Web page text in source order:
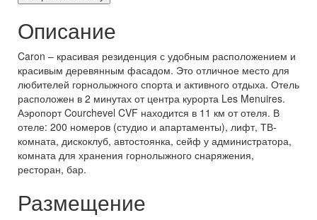
Описание
Caron – красивая резиденция с удобным расположением и
красивым деревянным фасадом. Это отличное место для
любителей горнолыжного спорта и активного отдыха. Отель
расположен в 2 минутах от центра курорта Les Menuires.
Аэропорт Courchevel CVF находится в 11 км от отеля. В
отеле: 200 номеров (студио и апартаменты), лифт, ТВ-
комната, дискоклуб, автостоянка, сейф у администратора,
комната для хранения горнолыжного снаряжения,
ресторан, бар.
Размещение